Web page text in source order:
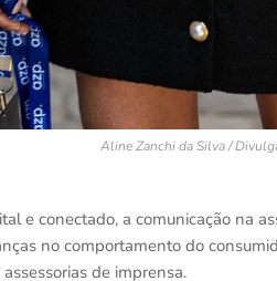
Aline Zanchi da Silva /
e conectado, a comunicação na
no comportamento do
de imprensa.